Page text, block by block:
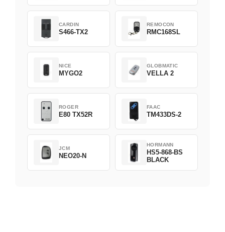
CARDIN
S466-TX2
REMOCON
RMC168SL
NICE
MYGO2
GLOBMATIC
VELLA 2
ROGER
E80 TX52R
FAAC
TM433DS-2
JCM
NEO20-N
HORMANN
HS5-868-BS
BLACK